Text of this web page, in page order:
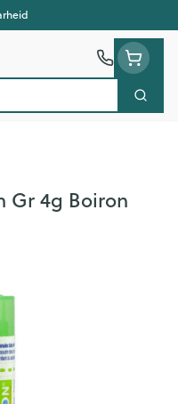
Zoek
Gr 4g Boiron